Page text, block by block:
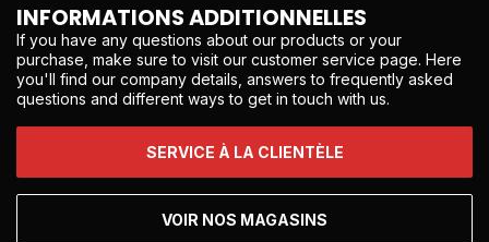
INFORMATIONS ADDITIONNELLES
If you have any questions about our products or your
purchase, make sure to visit our customer service page. Here
you'll find our company details, answers to frequently asked
questions and different ways to get in touch with us.
SERVICE À LA CLIENTÈLE
VOIR NOS MAGASINS